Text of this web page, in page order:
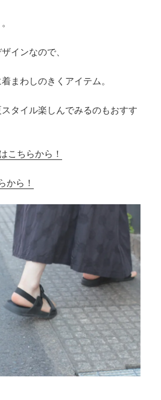
インなので、
まわしのきくアイテム。
タイル楽しんでみるのもおすす
こちらから！
から！